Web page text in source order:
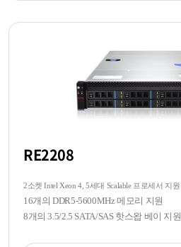
RE2208
2소켓 Intel Xeon 4, 5세대 Scalable 프로세서 지원
16개의 DDR5-5600MHz 메모리 지원
8개의 3.5/2.5 SATA/SAS 핫스왑 베이 지원